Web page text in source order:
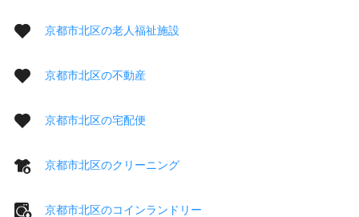
京都市北区の老人福祉施設
京都市北区の不動産
京都市北区の宅配便
京都市北区のクリーニング
京都市北区のコインランドリー